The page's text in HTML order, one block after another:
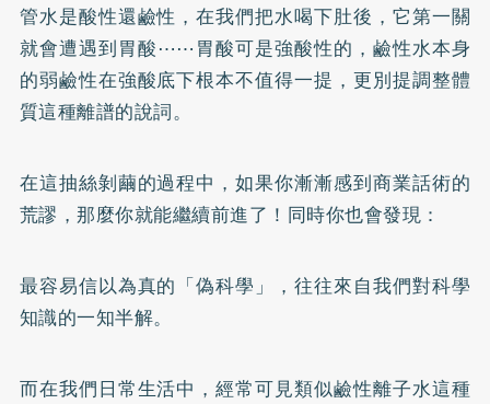
管水是酸性還鹼性，在我們把水喝下肚後，它第一關
就會遭遇到胃酸⋯⋯胃酸可是強酸性的，鹼性水本身
的弱鹼性在強酸底下根本不值得一提，更別提調整體
質這種離譜的說詞。
在這抽絲剝繭的過程中，如果你漸漸感到商業話術的
荒謬，那麼你就能繼續前進了！同時你也會發現：
最容易信以為真的「偽科學」，往往來自我們對科學
知識的一知半解。
而在我們日常生活中，經常可見類似鹼性離子水這種